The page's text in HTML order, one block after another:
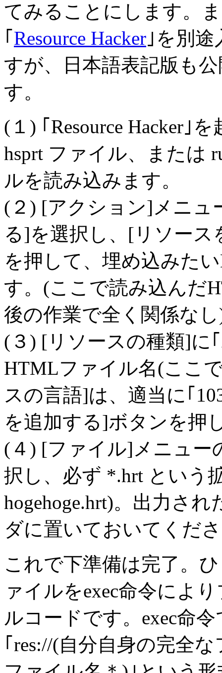
てみることにします。
｢ Resource Hacker ｣を別
すが、日本語表記版も
す。
(１) ｢Resource Hacker｣
hsprt ファイル、または
ルを読み込みます。
(２) [アクション]メニュ
る]を選択し、[リソー
を押して、埋め込みた
す。(ここで読み込んだ
後の作業で全く関係な
(３) [リソースの種類]に
HTMLファイル名(ここ
スの言語]は、適当に｢
を追加する]ボタンを押
(４) [ファイル]メニュー
択し、必ず *.hrt という
hogehoge.hrt)。出力さ
ダに置いておいてくだ
これで下準備は完了。
ァイルをexec命令によ
ルコードです。exec命
｢res://(自分自身の完全